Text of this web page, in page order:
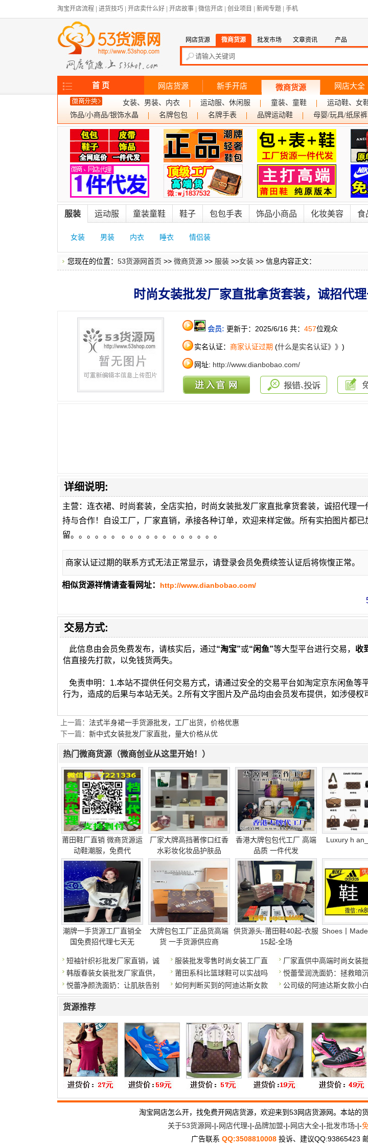
淘宝开店流程 进货技巧 开店卖什么好 开店故事 微信开店 创业项目 新闻专题 手机
网店货源 微商货源 批发市场 文章资讯 产品
首 页 网店货源 新手开店 微商货源 网店大全
女装、男装、内衣 运动服、休闲服 童装、童鞋 运动鞋、女
饰品/小商品/银饰水晶
名牌包包 名牌手表 品牌运动鞋 母婴/玩具/纸尿裤
服装 运动服 童装童鞋 鞋子 包包手表 饰品小商品 化妆美容 食
女装 男装 内衣 睡衣 情侣装
您现在的位置： 53货源网首页 >> 微商货源 >> 服装 >>女装 >> 信息内容正文：
时尚女装批发厂家直批拿货套装，诚招代
会员: 更新于：2025/6/16 共： 457位观众
实名认证： 商家认证过期 (什么是实名认证》》 )
网址: http://www.dianbobao.com/
详细说明:
主营：连衣裙、时尚套装，全店实拍，时尚女装批发厂家直批拿货套装，诚招代理
持与合作！自设工厂，厂家直销，承接各种订单，欢迎来样定做。所有实拍图片都
留。。。。。。 。。。。。。 。。。。。。
商家认证过期的联系方式无法正常显示，请登录会员免费续签认证后将恢愎正常。
相似货源祥情请查看网址： http://www.dianbobao.com/
交易方式:
此信息由会员免费发布，请核实后，通过“淘宝”或“闲鱼”等大型平台进行交易， 收
信直接先打款，以免钱货两失。
免责申明：1.本站不提供任何交易方式，请通过安全的交易平台如淘定京东闲鱼等
行为，造成的后果与本站无关。2.所有文字图片及产品均由会员发布提供，如涉侵权
上一篇： 法式半身裙一手货源批发，工厂出货，价格优惠
下一篇： 新中式女装批发厂家直批，量大价格从优
热门微商货源（微商创业从这里开始！）
莆田鞋厂直销 微商货源运
动鞋潮服，免费代
厂家大牌高挡著偧口红香
水彩妆化妆品护肤品
香港大牌包包代工厂 高端
品质 一件代发
Luxury h
潮牌一手货源工厂直销全
国免费招代理七天无
大牌包包工厂正品货高端
货 一手货源供应商
供货源头-莆田鞋40起-衣服
15起-全场
Shoes丨Made
短袖针织衫批发厂家直销，诚 服装批发零售时尚女装工厂直 厂家直供中高端时尚女装
韩版春装女装批发厂家直供，
莆田系科比篮球鞋可以实战吗 悦蕾莹润洗面奶：拯救暗
悦蕾净颜洗面奶：让肌肤告别
如何判断买到的阿迪达斯女款 公司级的阿迪达斯女款小
货源推荐
淘宝网店怎么开，找免费开网店货源，欢迎来到53网店货源网。本站的
关于53货源网-|-网店代理-|-品牌加盟-|-网店大全-|-批发市场-|-
广告联系 QQ:3508810008 投诉、建议QQ:93865423